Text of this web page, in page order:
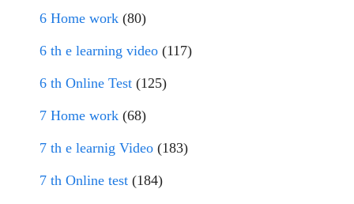
6 Home work (80)
6 th e learning video (117)
6 th Online Test (125)
7 Home work (68)
7 th e learnig Video (183)
7 th Online test (184)